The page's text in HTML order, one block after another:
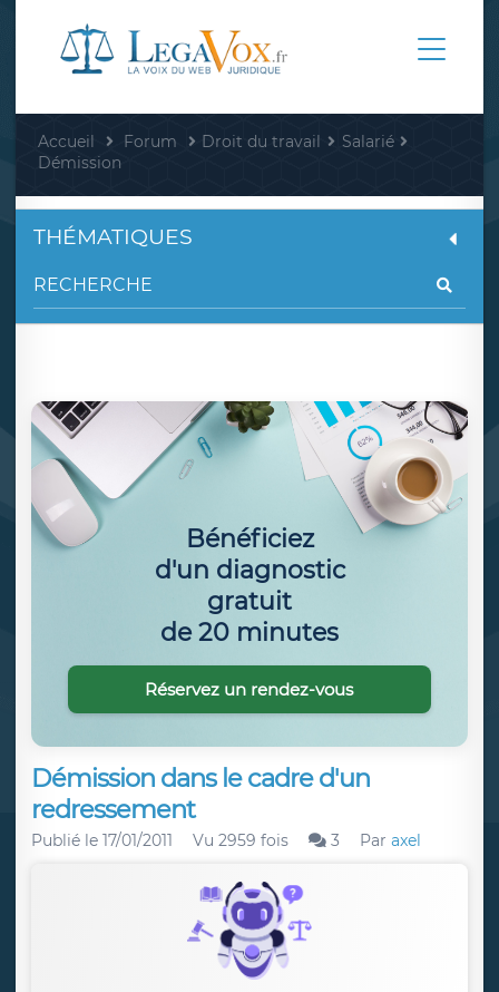
Accueil Forum Droit du travail
Salarié
Démission
Démission dans le cadre d'un
redressement
Publié le 17/01/2011 Vu 2959 fois 3 Par axel
THÉMATIQUES
Bénéficiez
d'un diagnostic
gratuit
de 20 minutes
Réservez un rendez-vous